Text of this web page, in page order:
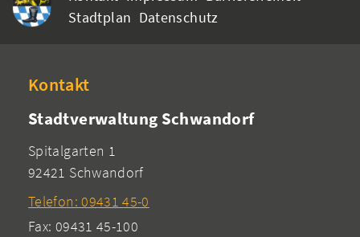
Stadtplan Datenschutz
Kontakt
Stadtverwaltung Schwandorf
Spitalgarten 1
92421 Schwandorf
Telefon: 09431 45-0
Fax: 09431 45-100